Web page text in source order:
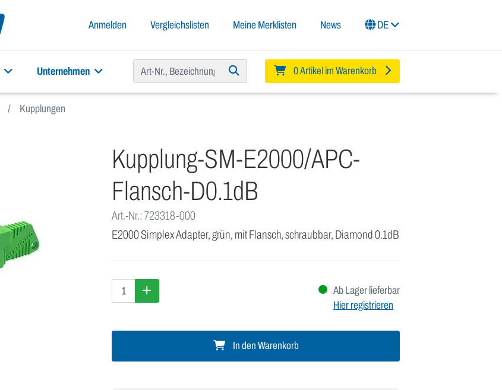
Anmelden Vergleichslisten Meine Merklisten News DE
Unternehmen 0 Artikel im Warenkorb
Kupplungen
Kupplung-SM-E2000/APC-
Flansch-D0.1dB
Art.-Nr.: 723318-000
E2000 Simplex Adapter, grün, mit Flansch, schraubbar, Diamond 0.1dB
Ab Lager lieferbar
Hier registrieren
In den Warenkorb